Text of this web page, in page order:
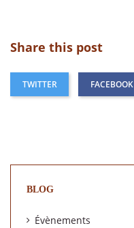
Share this post
TWITTER FACEBOOK
BLOG
Évènements